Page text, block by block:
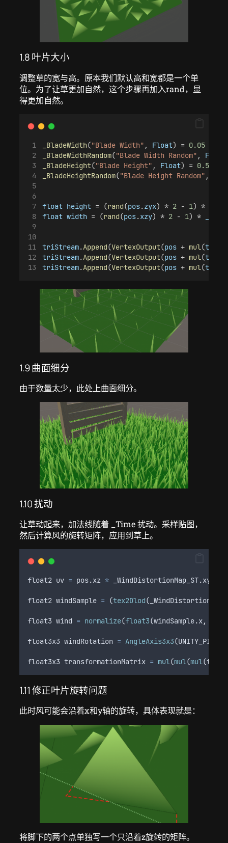
1.8 叶片大小
调整草的宽与高。原本我们默认高和宽都是一个单
位。为了让草更加自然，这个步骤再加入rand，显
得更加自然。
_BladeWidth("Blade Width" , Float) = 0.05
_BladeWidthRandom("Blade Width Random" , Float
_BladeHeight("Blade Height" , Float) = 0.5
_BladeHeightRandom("Blade Height Random" ,
float height = (rand(pos.zyx) * 2 - 1) *
float width = (rand(pos.xzy) * 2 - 1) *
triStream.Append(VertexOutput(pos + mul(
triStream.Append(VertexOutput(pos + mul(
triStream.Append(VertexOutput(pos + mul(
1.9 曲面细分
由于数量太少，此处上曲面细分。
1.10 扰动
让草动起来，加法线随着 _Time 扰动。采样贴图，
然后计算风的旋转矩阵，应用到草上。
float2 uv = pos.xz * _WindDistortionMap_ST.xy
float2 windSample = (tex2Dlod( _WindDistortionMap
float3 wind = normalize(float3(windSample.x,
float3x3 windRotation = AngleAxis3x3(UNITY_PI
float3x3 transformationMatrix = mul(mul(mul(
1.11 修正叶片旋转问题
此时风可能会沿着x和y轴的旋转，具体表现就是：
将脚下的两个点单独写一个只沿着z旋转的矩阵。